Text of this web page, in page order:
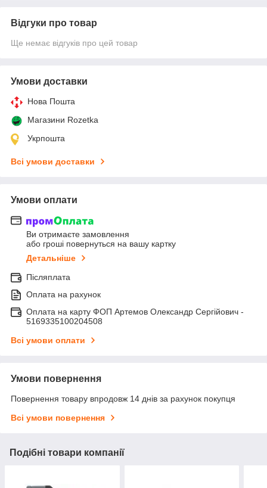
Відгуки про товар
Ще немає відгуків про цей товар
Умови доставки
Нова Пошта
Магазини Rozetka
Укрпошта
Всі умови доставки
Умови оплати
Ви отримаєте замовлення
або гроші повернуться на вашу картку
Детальніше
Післяплата
Оплата на рахунок
Оплата на карту ФОП Артемов Олександр Сергійович -
5169335100204508
Всі умови оплати
Умови повернення
Повернення товару впродовж 14 днів за рахунок покупця
Всі умови повернення
Подібні товари компанії